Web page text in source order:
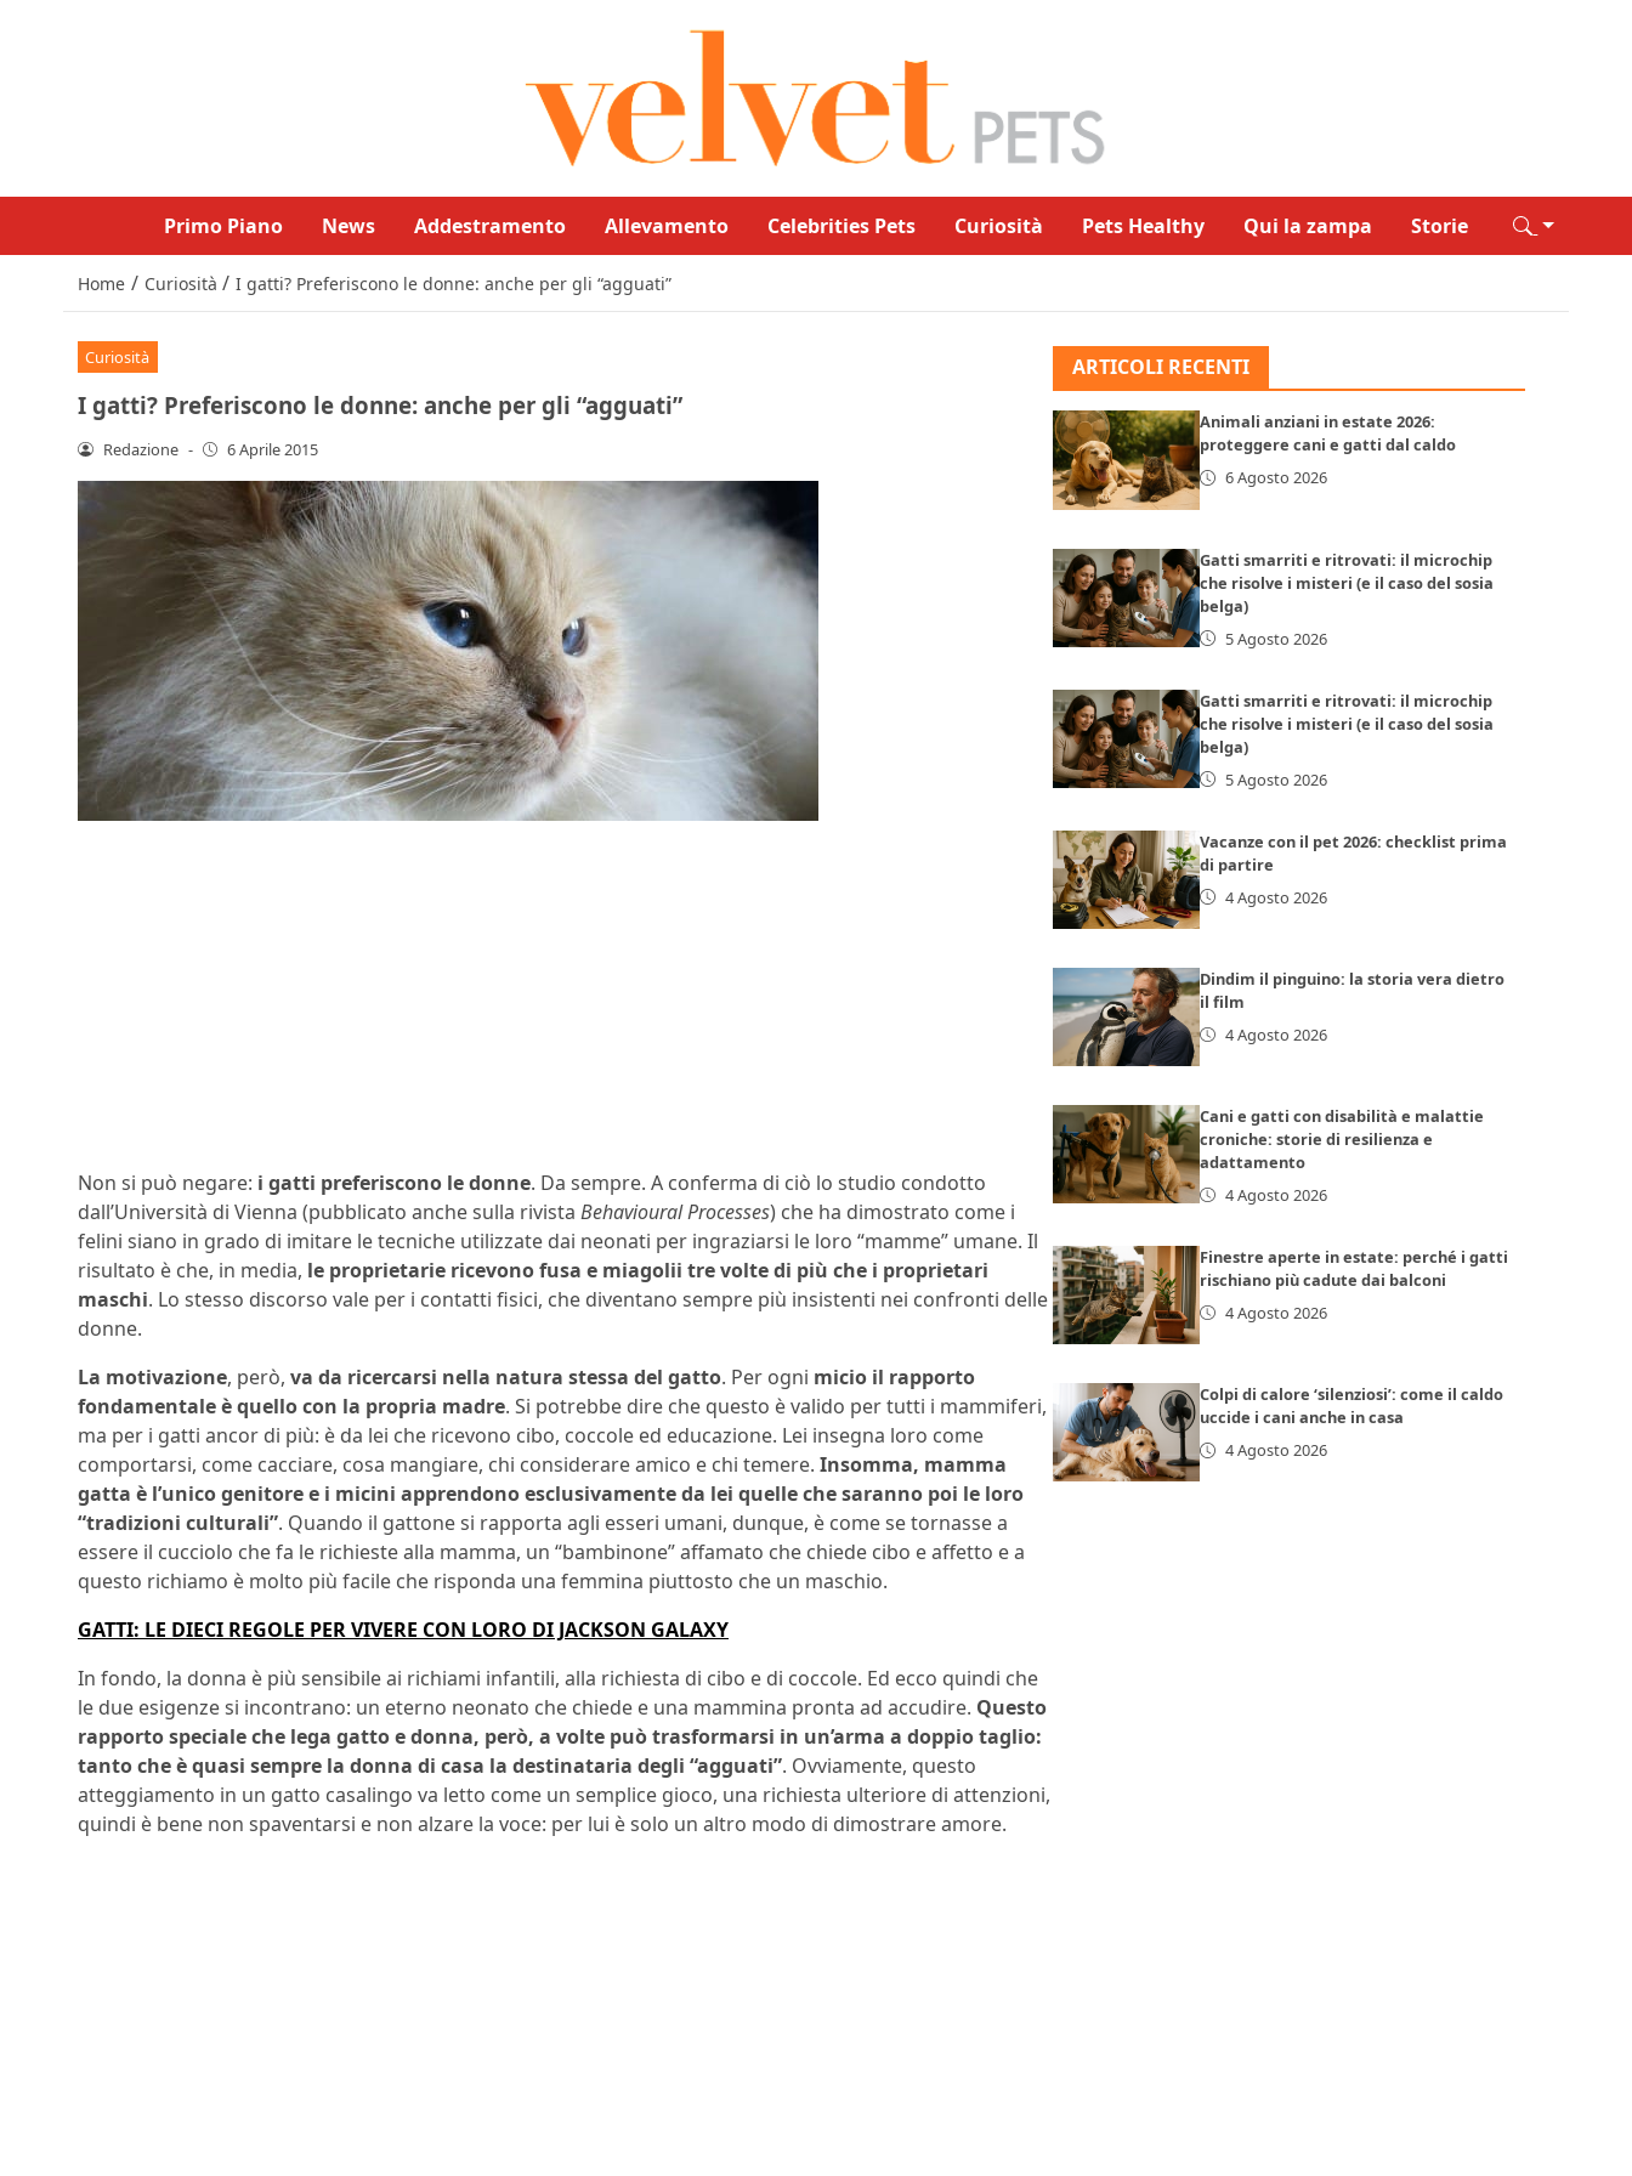
Primo Piano News Addestramento Allevamento Celebrities Pets Curiosità Pets Healthy Qui la zampa Storie
Home / Curiosità / I gatti? Preferiscono le donne: anche per gli “agguati”
Curiosità
I gatti? Preferiscono le donne: anche per gli “agguati”
Redazione - 6 Aprile 2015
Non si può negare: i gatti preferiscono le donne. Da sempre. A conferma di ciò lo studio condotto
dall’Università di Vienna (pubblicato anche sulla rivista Behavioural Processes) che ha dimostrato come i
felini siano in grado di imitare le tecniche utilizzate dai neonati per ingraziarsi le loro “mamme” umane. Il
risultato è che, in media, le proprietarie ricevono fusa e miagolii tre volte di più che i proprietari
maschi. Lo stesso discorso vale per i contatti fisici, che diventano sempre più insistenti nei confronti delle
donne.
La motivazione, però, va da ricercarsi nella natura stessa del gatto. Per ogni micio il rapporto
fondamentale è quello con la propria madre. Si potrebbe dire che questo è valido per tutti i mammiferi,
ma per i gatti ancor di più: è da lei che ricevono cibo, coccole ed educazione. Lei insegna loro come
comportarsi, come cacciare, cosa mangiare, chi considerare amico e chi temere. Insomma, mamma
gatta è l’unico genitore e i micini apprendono esclusivamente da lei quelle che saranno poi le loro
“tradizioni culturali”. Quando il gattone si rapporta agli esseri umani, dunque, è come se tornasse a
essere il cucciolo che fa le richieste alla mamma, un “bambinone” affamato che chiede cibo e affetto e a
questo richiamo è molto più facile che risponda una femmina piuttosto che un maschio.
GATTI: LE DIECI REGOLE PER VIVERE CON LORO DI JACKSON GALAXY
In fondo, la donna è più sensibile ai richiami infantili, alla richiesta di cibo e di coccole. Ed ecco quindi che
le due esigenze si incontrano: un eterno neonato che chiede e una mammina pronta ad accudire. Questo
rapporto speciale che lega gatto e donna, però, a volte può trasformarsi in un’arma a doppio taglio:
tanto che è quasi sempre la donna di casa la destinataria degli “agguati”. Ovviamente, questo
atteggiamento in un gatto casalingo va letto come un semplice gioco, una richiesta ulteriore di attenzioni,
quindi è bene non spaventarsi e non alzare la voce: per lui è solo un altro modo di dimostrare amore.
ARTICOLI RECENTI
Animali anziani in estate 2026:
proteggere cani e gatti dal caldo
6 Agosto 2026
Gatti smarriti e ritrovati: il microchip
che risolve i misteri (e il caso del sosia
belga)
5 Agosto 2026
Gatti smarriti e ritrovati: il microchip
che risolve i misteri (e il caso del sosia
belga)
5 Agosto 2026
Vacanze con il pet 2026: checklist prima
di partire
4 Agosto 2026
Dindim il pinguino: la storia vera dietro
il film
4 Agosto 2026
Cani e gatti con disabilità e malattie
croniche: storie di resilienza e
adattamento
4 Agosto 2026
Finestre aperte in estate: perché i gatti
rischiano più cadute dai balconi
4 Agosto 2026
Colpi di calore ‘silenziosi’: come il caldo
uccide i cani anche in casa
4 Agosto 2026